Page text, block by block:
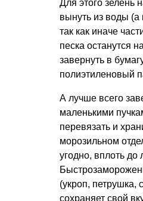
Для этого зелень
вынуть из воды (а
так как иначе
песка останутся
завернуть в
полиэтиленовый
А лучше всего
маленькими
перевязать и
морозильном
угодно, вплоть до
(укроп, петрушка,
сохраняет свой